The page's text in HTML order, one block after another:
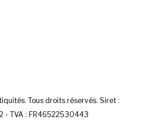
Tous droits réservés. Siret :
TVA : FR46522530443